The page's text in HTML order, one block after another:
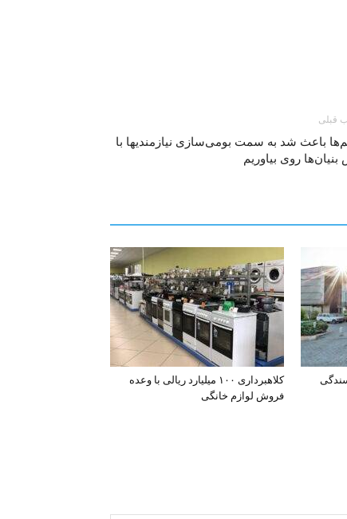
قبلی
باعث شد به سمت بومی‌سازی نیازمندیها با
بنیان‌ها روی بیاوریم
کلاهبرداری ۱۰۰ میلیارد ریالی با وعده
فروش لوازم خانگی